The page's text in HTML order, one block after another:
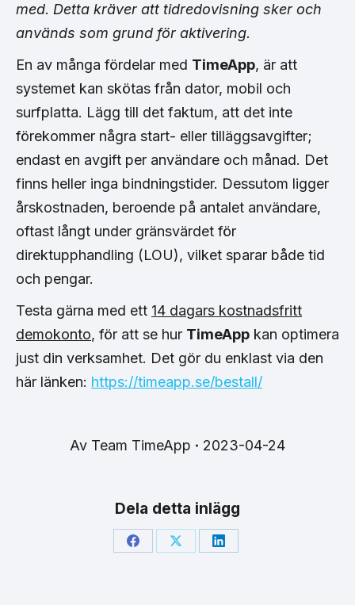
med. Detta kräver att tidredovisning sker och
används som grund för aktivering.
En av många fördelar med TimeApp, är att
systemet kan skötas från dator, mobil och
surfplatta. Lägg till det faktum, att det inte
förekommer några start- eller tilläggsavgifter;
endast en avgift per användare och månad. Det
finns heller inga bindningstider. Dessutom ligger
årskostnaden, beroende på antalet användare,
oftast långt under gränsvärdet för
direktupphandling (LOU), vilket sparar både tid
och pengar.
Testa gärna med ett 14 dagars kostnadsfritt
demokonto, för att se hur TimeApp kan optimera
just din verksamhet. Det gör du enklast via den
här länken: https://timeapp.se/bestall/
Av Team TimeApp 2023-04-24
Dela detta inlägg
Share Share Share